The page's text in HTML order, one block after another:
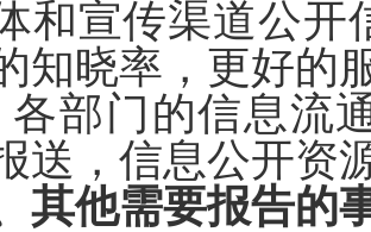
和宣传渠道公开
知晓率，更好的
各部门的信息流
送，信息公开资
其他需要报告的